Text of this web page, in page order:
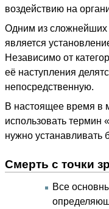
воздействию на
Одним из сложнейших
является
Независимо от
её наступления
непосредственную.
В настоящее время в
использовать термин
нужно устанавливать
Смерть с точки
Все